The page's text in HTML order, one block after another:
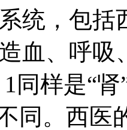
统，包
血、呼吸
同样是“
同。西